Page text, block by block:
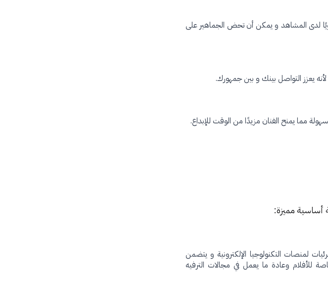
لدى المشاهد و يمكن أن تحض الجماهير على
يعزز التواصل بينك و بين جمهورك.
مما يمنح الفنان مزيدًا من الوقت للإبداع.
أساسية مميزة:
لمنصات التكنولوجيا الإلكترونية و يتضمن
للأفلام وعادة ما يعمل في مجالات الترفيه